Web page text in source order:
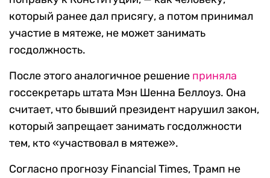
который ранее дал присягу, а потом принимал
участие в мятеже, не может занимать
госдолжность.
После этого аналогичное решение приняла
госсекретарь штата Мэн Шенна Беллоуз. Она
считает, что бывший президент нарушил закон,
который запрещает занимать госдолжности
тем, кто «участвовал в мятеже».
Согласно прогнозу Financial Times, Трамп не